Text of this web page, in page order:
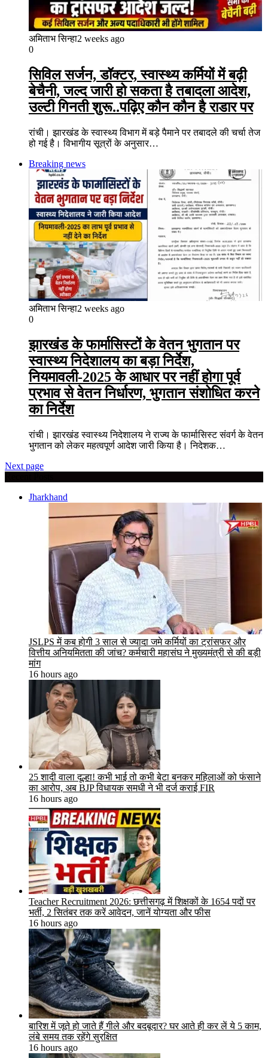
अमिताभ सिन्हा2 weeks ago
0
सिविल सर्जन, डॉक्टर, स्वास्थ्य कर्मियों में बढ़ी
बेचैनी, जल्द जारी हो सकता है तबादला आदेश,
उल्टी गिनती शुरू..पढ़िए कौन कौन है राडार पर
रांची। झारखंड के स्वास्थ्य विभाग में बड़े पैमाने पर तबादले की चर्चा तेज
हो गई है। विभागीय सूत्रों के अनुसार…
Breaking news
अमिताभ सिन्हा2 weeks ago
0
झारखंड के फार्मासिस्टों के वेतन भुगतान पर
स्वास्थ्य निदेशालय का बड़ा निर्देश,
नियमावली-2025 के आधार पर नहीं होगा पूर्व
प्रभाव से वेतन निर्धारण, भुगतान संशोधित करने
का निर्देश
रांची। झारखंड स्वास्थ्य निदेशालय ने राज्य के फार्मासिस्ट संवर्ग के वेतन
भुगतान को लेकर महत्वपूर्ण आदेश जारी किया है। निदेशक…
Next page
Jharkhand
JSLPS में कब होगी 3 साल से ज्यादा जमे कर्मियों का ट्रांसफर और
वित्तीय अनियमितता की जांच? कर्मचारी महासंघ ने मुख्यमंत्री से की बड़ी
मांग
16 hours ago
25 शादी वाला दूल्हा! कभी भाई तो कभी बेटा बनकर महिलाओं को फंसाने
का आरोप, अब BJP विधायक समधी ने भी दर्ज कराई FIR
16 hours ago
Teacher Recruitment 2026: छत्तीसगढ़ में शिक्षकों के 1654 पदों पर
भर्ती, 2 सितंबर तक करें आवेदन, जानें योग्यता और फीस
16 hours ago
बारिश में जूते हो जाते हैं गीले और बदबूदार? घर आते ही कर लें ये 5 काम,
लंबे समय तक रहेंगे सुरक्षित
16 hours ago